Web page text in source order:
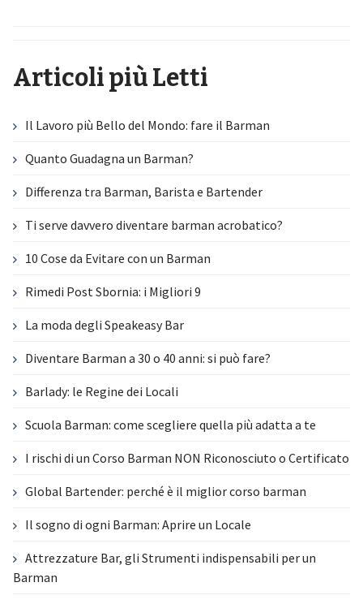
Articoli più Letti
Il Lavoro più Bello del Mondo: fare il Barman
Quanto Guadagna un Barman?
Differenza tra Barman, Barista e Bartender
Ti serve davvero diventare barman acrobatico?
10 Cose da Evitare con un Barman
Rimedi Post Sbornia: i Migliori 9
La moda degli Speakeasy Bar
Diventare Barman a 30 o 40 anni: si può fare?
Barlady: le Regine dei Locali
Scuola Barman: come scegliere quella più adatta a te
I rischi di un Corso Barman NON Riconosciuto o Certificato
Global Bartender: perché è il miglior corso barman
Il sogno di ogni Barman: Aprire un Locale
Attrezzature Bar, gli Strumenti indispensabili per un
Barman